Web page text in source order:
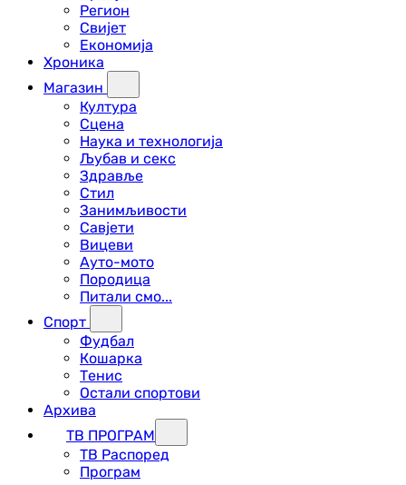
Регион
Свијет
Економија
Хроника
Магазин
Култура
Сцена
Наука и технологија
Љубав и секс
Здравље
Стил
Занимљивости
Савјети
Вицеви
Ауто-мото
Породица
Питали смо...
Спорт
Фудбал
Кошарка
Тенис
Остали спортови
Архива
ТВ ПРОГРАМ
ТВ Распоред
Програм